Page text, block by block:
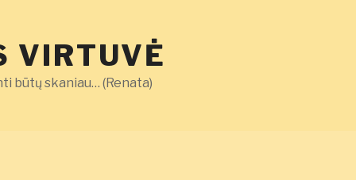
VIRTUVĖ
būtų skaniau… (Renata)